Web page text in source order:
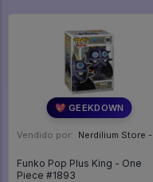
💖 GEEKDOWN
Vendido por: Nerdilium Store - SP
Funko Pop Plus King - One
Piece #1893